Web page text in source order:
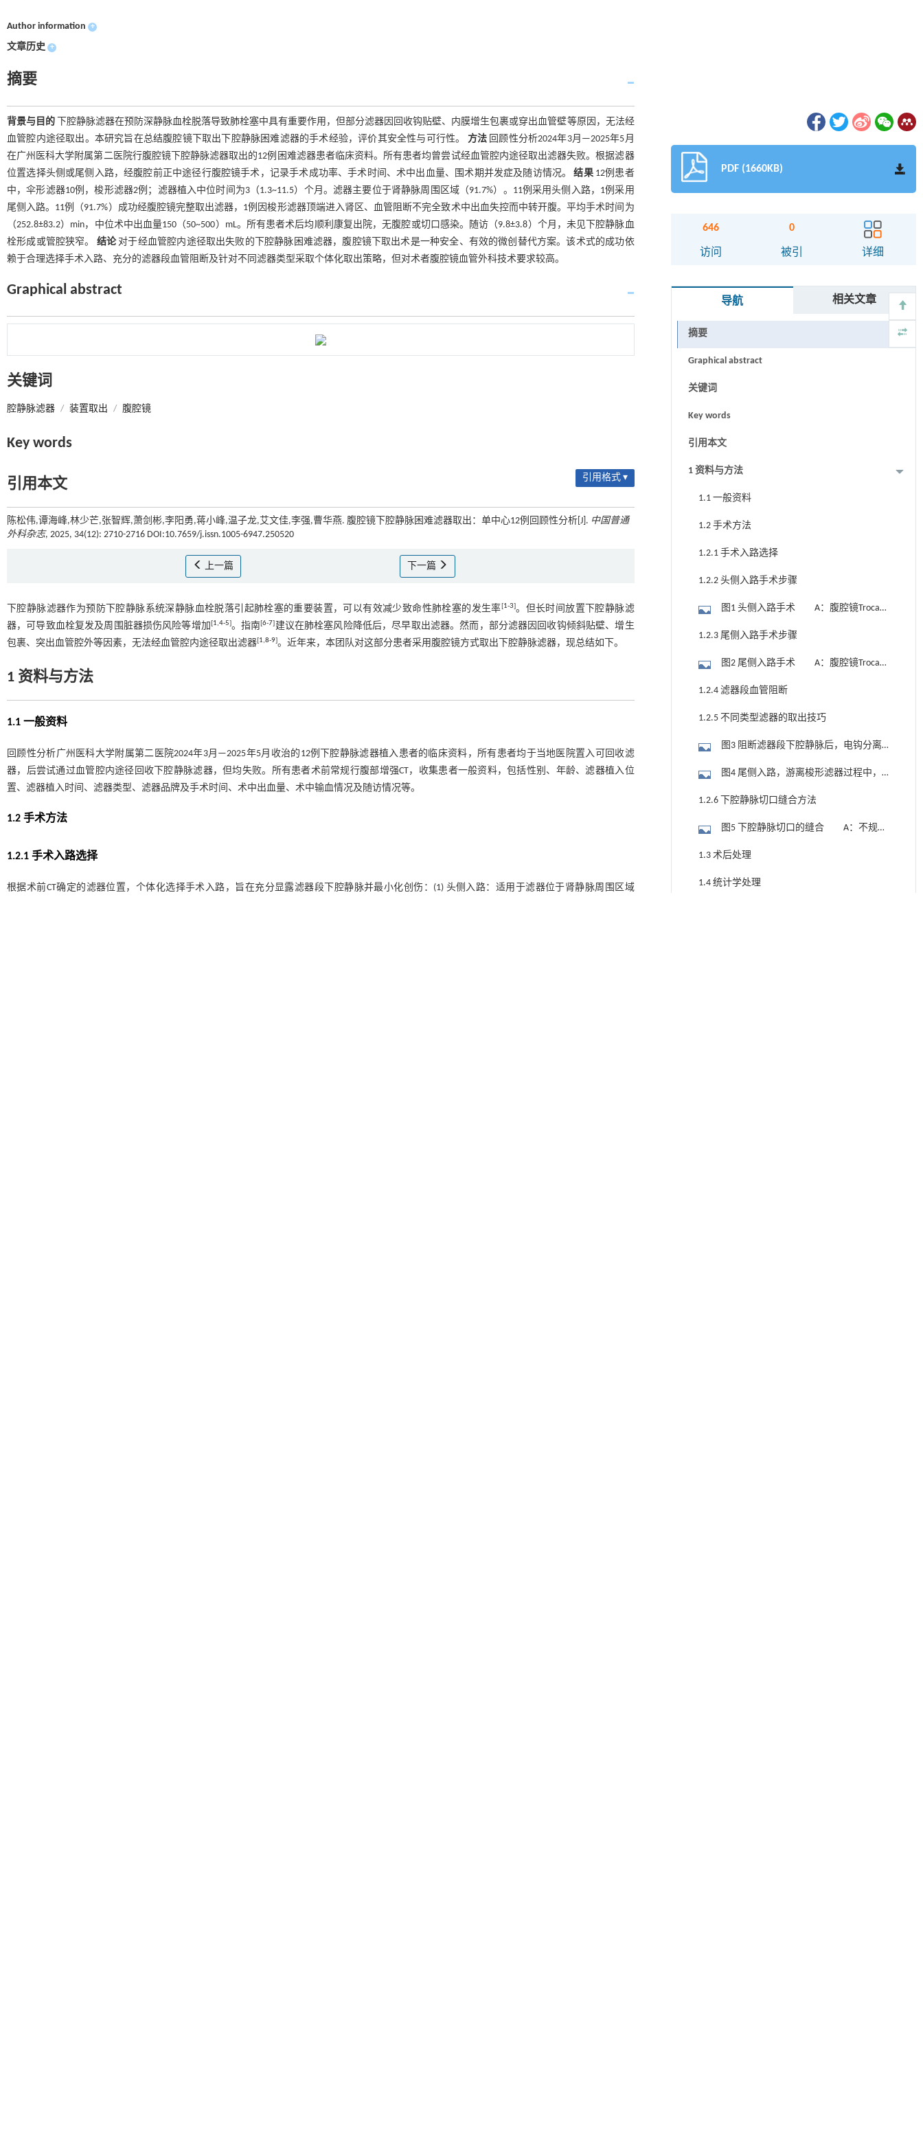
Author information +
文章历史 +
摘要
背景与目的 下腔静脉滤器在预防深静脉血栓脱落导致肺栓塞中具有重要作用，但部分滤器因回收钩贴壁、内膜增生包裹或穿出血管壁等原因，无法经
血管腔内途径取出。本研究旨在总结腹腔镜下取出下腔静脉困难滤器的手术经验，评价其安全性与可行性。 方法回顾性分析2024年3月—2025年5月
在广州医科大学附属第二医院行腹腔镜下腔静脉滤器取出的12例困难滤器患者临床资料。所有患者均曾尝试经血管腔内途径取出滤器失败。根据滤器
位置选择头侧或尾侧入路，经腹腔前正中途径行腹腔镜手术，记录手术成功率、手术时间、术中出血量、围术期并发症及随访情况。结果12例患者
中，伞形滤器10例，梭形滤器2例；滤器植入中位时间为3（1.3~11.5）个月。滤器主要位于肾静脉周围区域（91.7%）。11例采用头侧入路，1例采用
尾侧入路。11例（91.7%）成功经腹腔镜完整取出滤器，1例因梭形滤器顶端进入肾区、血管阻断不完全致术中出血失控而中转开腹。平均手术时间为
（252.8±83.2）min，中位术中出血量150（50~500）mL。所有患者术后均顺利康复出院，无腹腔或切口感染。随访（9.8±3.8）个月，未见下腔静脉血
栓形成或管腔狭窄。 结论对于经血管腔内途径取出失败的下腔静脉困难滤器，腹腔镜下取出术是一种安全、有效的微创替代方案。该术式的成功依
赖于合理选择手术入路、充分的滤器段血管阻断及针对不同滤器类型采取个体化取出策略，但对术者腹腔镜血管外科技术要求较高。
Graphical abstract
关键词
腔静脉滤器 / 装置取出 / 腹腔镜
Key words
引用本文 引用格式 ▾
陈松伟,谭海峰,林少芒,张智辉,萧剑彬,李阳勇,蒋小峰,温子龙,艾文佳,李强,曹华燕. 腹腔镜下腔静脉困难滤器取出：单中心12例回顾性分析[J]. 中国普通
外科杂志, 2025, 34(12): 2710-2716 DOI:10.7659/j.issn.1005-6947.250520
上一篇 下一篇
下腔静脉滤器作为预防下腔静脉系统深静脉血栓脱落引起肺栓塞的重要装置，可以有效减少致命性肺栓塞的发生率[1-3]。但长时间放置下腔静脉滤
器，可导致血栓复发及周围脏器损伤风险等增加 [1,4-5]。指南[6-7] 建议在肺栓塞风险降低后，尽早取出滤器。然而，部分滤器因回收钩倾斜贴壁、增生
包裹、突出血管腔外等因素，无法经血管腔内途径取出滤器[1,8-9]。近年来，本团队对这部分患者采用腹腔镜方式取出下腔静脉滤器，现总结如下。
1 资料与方法
1.1 一般资料
回顾性分析广州医科大学附属第二医院2024年3月—2025年5月收治的12例下腔静脉滤器植入患者的临床资料，所有患者均于当地医院置入可回收滤
器，后尝试通过血管腔内途径回收下腔静脉滤器，但均失败。所有患者术前常规行腹部增强CT，收集患者一般资料，包括性别、年龄、滤器植入位
置、滤器植入时间、滤器类型、滤器品牌及手术时间、术中出血量、术中输血情况及随访情况等。
1.2 手术方法
1.2.1 手术入路选择
根据术前CT确定的滤器位置，个体化选择手术入路，旨在充分显露滤器段下腔静脉并最小化创伤：(1) 头侧入路：适用于滤器位于肾静脉周围区域
PDF (1660KB)
646
访问
0
被引 详细
导航 相关文章
摘要
Graphical abstract
关键词
Key words
引用本文
1 资料与方法
1.1 一般资料
1.2 手术方法
1.2.1 手术入路选择
1.2.2 头侧入路手术步骤
图1 头侧入路手术 A：腹腔镜Trocar
布局；B：十二指肠旁行Kocher游离，显露
阻断及肾下阻断
1.2.3 尾侧入路手术步骤
图2 尾侧入路手术 A：腹腔镜Trocar
布局；B：下腔静脉显露后肾下阻断
1.2.4 滤器段血管阻断
1.2.5 不同类型滤器的取出技巧
图3 阻断滤器段下腔静脉后，电钩分离
伞形滤器顶端周围增生组织，并应用抓捕
图4 尾侧入路，游离梭形滤器过程中，
可见内膜增生包裹滤器各分支，需完全游
1.2.6 下腔静脉切口缝合方法
图5 下腔静脉切口的缝合 A：不规则
型切口；B：切口连续缝合后，下腔静脉
腔静脉管腔恢复通畅
1.3 术后处理
1.4 统计学处理